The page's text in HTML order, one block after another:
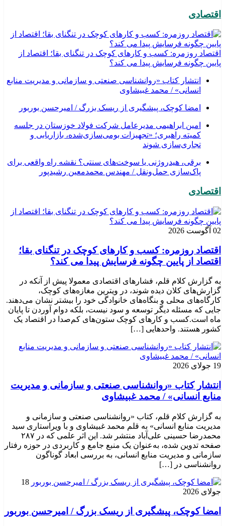
اقتصادی
اقتصاد روزمره: کسب‌ و کارهای کوچک در تنگنای بقا؛ اقتصاد از
پایین چگونه فرسایش پیدا می کند؟
انتشار کتاب «روانشناسی صنعتی و سازمانی و مدیریت منابع
انسانی» / محمد غبیشاوی
امضا کوچک، پیشگیری از ریسک بزرگ / امیرحسن بوربور
امین ابراهیمی مدیرعامل شرکت فولاد خوزستان در جلسه
کمیته راهبری؛ «تجهیزات بومی‌سازی‌شده، بازاریابی و
تجاری‌سازی شوند
برقی، هیدروژنی یا سوخت‌های سنتی؟ نقشه راه واقعی برای
پاک‌سازی حمل‌ونقل / مهندس محمدمعین رشیدپور
اقتصادی
02 آگوست 2026
اقتصاد روزمره: کسب‌ و کارهای کوچک در تنگنای بقا؛
اقتصاد از پایین چگونه فرسایش پیدا می کند؟
به گزارش کلام قلم، فشارهای اقتصادی معمولا پیش از آنکه در
گزارش‌های کلان دیده شوند، در ویترین مغازه‌های کوچک،
کارگاه‌های محلی و بنگاه‌های خانوادگی خود را بیشتر نشان می‌دهند.
جایی که مسئله دیگر توسعه و سود نیست، بلکه دوام آوردن تا پایان
ماه است.کسب‌ و کارهای کوچک ستون‌های کم‌صدا در اقتصاد یک
کشور هستند. واحدهایی […]
19 جولای 2026
انتشار کتاب «روانشناسی صنعتی و سازمانی و مدیریت
منابع انسانی» / محمد غبیشاوی
به گزارش کلام قلم، کتاب «روانشناسی صنعتی و سازمانی و
مدیریت منابع انسانی» به قلم محمد غبیشاوی و با ویراستاری سید
محمدرضا حسینی علی‌آباد منتشر شد. این اثر علمی که در ۲۸۷
صفحه تدوین شده، به‌عنوان یک منبع جامع و کاربردی در حوزه رفتار
سازمانی و مدیریت منابع انسانی، به بررسی ابعاد گوناگون
روانشناسی در […]
18
جولای 2026
امضا کوچک، پیشگیری از ریسک بزرگ / امیرحسن بوربور